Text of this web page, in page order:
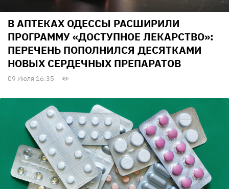
В АПТЕКАХ ОДЕССЫ РАСШИРИЛИ
ПРОГРАММУ «ДОСТУПНОЕ ЛЕКАРСТВО»:
ПЕРЕЧЕНЬ ПОПОЛНИЛСЯ ДЕСЯТКАМИ
НОВЫХ СЕРДЕЧНЫХ ПРЕПАРАТОВ
09 Июля 16:35